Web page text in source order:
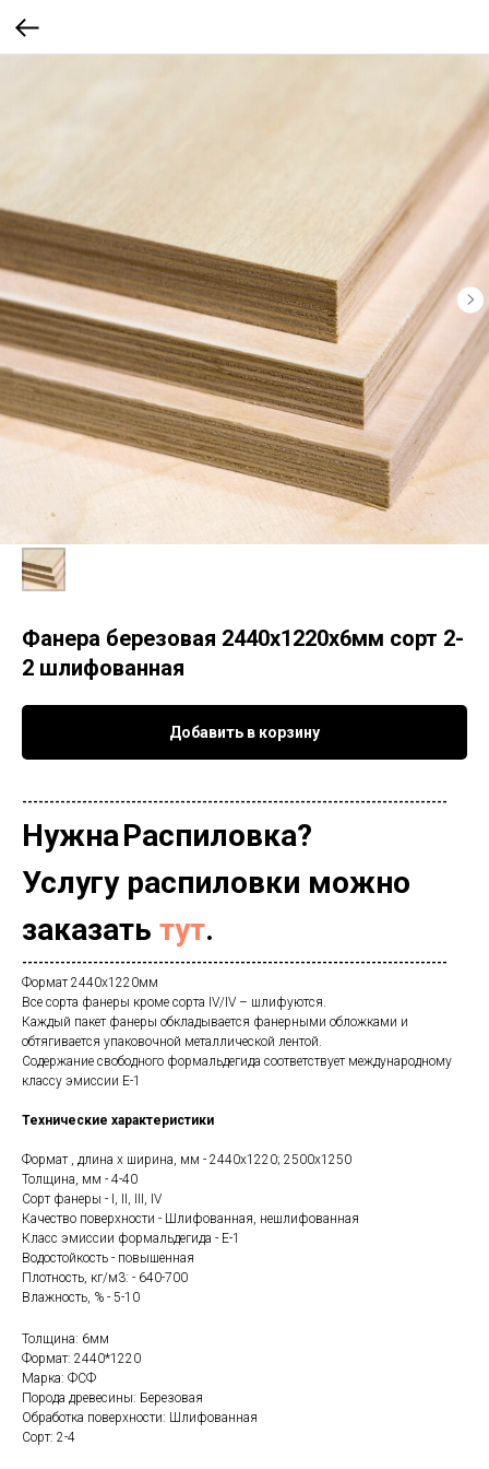
Фанера березовая 2440х1220х6мм сорт 2-
2 шлифованная
Добавить в корзину
------------------------------------------------------------------------------
НужнаРаспиловка?
Услугу распиловки можно
заказать тут.
------------------------------------------------------------------------------
Формат 2440х1220мм
Все сорта фанеры кроме сорта IV/IV – шлифуются.
Каждый пакет фанеры обкладывается фанерными обложками и
обтягивается упаковочной металлической лентой.
Содержание свободного формальдегида соответствует международному
классу эмиссии E-1
Технические характеристики
Формат , длина х ширина, мм - 2440х1220; 2500х1250
Толщина, мм - 4-40
Сорт фанеры - I, II, III, IV
Качество поверхности - Шлифованная, нешлифованная
Класс эмиссии формальдегида - Е-1
Водостойкость - повышенная
Плотность, кг/м3: - 640-700
Влажность, % - 5-10
Толщина: 6мм
Формат: 2440*1220
Марка: ФСФ
Порода древесины: Березовая
Обработка поверхности: Шлифованная
Сорт: 2-4